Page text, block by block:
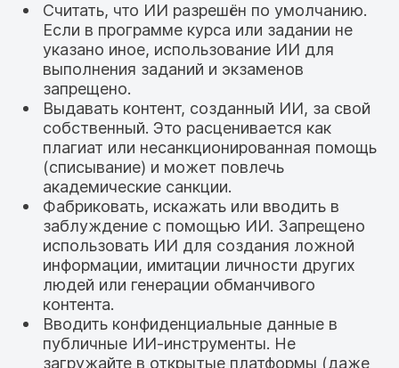
Считать, что ИИ разрешён по умолчанию.
Если в программе курса или задании не
указано иное, использование ИИ для
выполнения заданий и экзаменов
запрещено.
Выдавать контент, созданный ИИ, за свой
собственный. Это расценивается как
плагиат или несанкционированная помощь
(списывание) и может повлечь
академические санкции.
Фабриковать, искажать или вводить в
заблуждение с помощью ИИ. Запрещено
использовать ИИ для создания ложной
информации, имитации личности других
людей или генерации обманчивого
контента.
Вводить конфиденциальные данные в
публичные ИИ-инструменты. Не
загружайте в открытые платформы (даже